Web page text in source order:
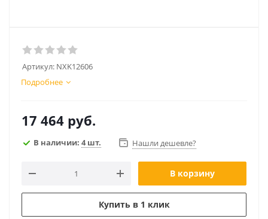
Артикул: NXK12606
Подробнее
17 464 руб.
В наличии: 4 шт. Нашли дешевле?
В корзину
Купить в 1 клик